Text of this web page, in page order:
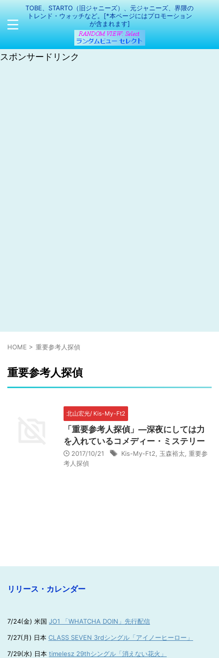
TOBE、STARTO（旧ジャニーズ）、元ジャニーズ、界隈の
トレンド・ウォッチなど。[*本ページにはプロモーション
が含まれます]
スポンサードリンク
HOME > 重要参考人探偵
重要参考人探偵
北山宏光/ Kis-My-Ft2
「重要参考人探偵」―深夜にしては力
を入れているコメディー・ミステリー
2017/10/21 Kis-My-Ft2 玉森裕太 重要参
考人探偵
リリース・カレンダー
7/24(金) 米国 JO1 「WHATCHA DOIN」先行配信
7/27(月) 日本 CLASS SEVEN 3rdシングル「アイノーヒーロー」
7/29(水) 日本 timelesz 29thシングル「消えない花火」